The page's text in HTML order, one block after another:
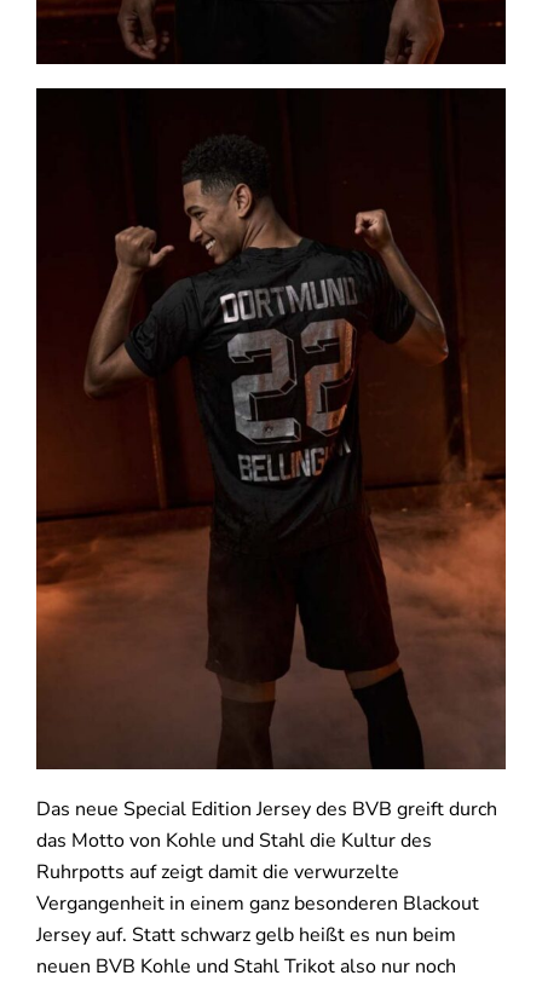
Das neue Special Edition Jersey des BVB greift durch
das Motto von Kohle und Stahl die Kultur des
Ruhrpotts auf zeigt damit die verwurzelte
Vergangenheit in einem ganz besonderen Blackout
Jersey auf. Statt schwarz gelb heißt es nun beim
neuen BVB Kohle und Stahl Trikot also nur noch